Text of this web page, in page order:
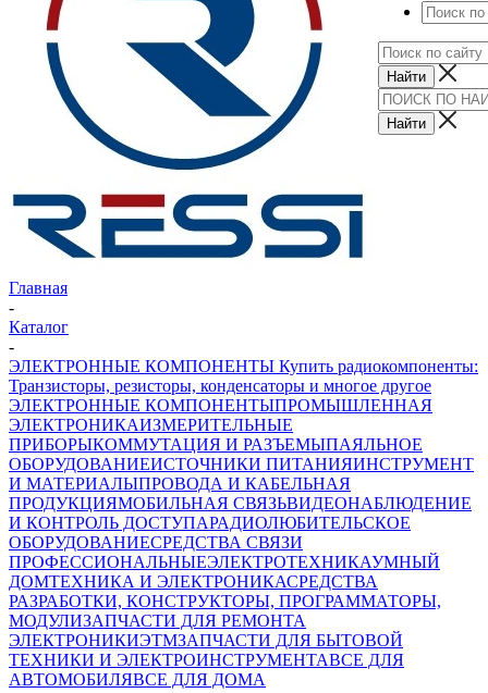
Главная
-
Каталог
-
ЭЛЕКТРОННЫЕ КОМПОНЕНТЫ Купить радиокомпоненты:
Транзисторы, резисторы, конденсаторы и многое другое
ЭЛЕКТРОННЫЕ КОМПОНЕНТЫПРОМЫШЛЕННАЯ
ЭЛЕКТРОНИКАИЗМЕРИТЕЛЬНЫЕ
ПРИБОРЫКОММУТАЦИЯ И РАЗЪЕМЫПАЯЛЬНОЕ
ОБОРУДОВАНИЕИСТОЧНИКИ ПИТАНИЯИНСТРУМЕНТ
И МАТЕРИАЛЫПРОВОДА И КАБЕЛЬНАЯ
ПРОДУКЦИЯМОБИЛЬНАЯ СВЯЗЬВИДЕОНАБЛЮДЕНИЕ
И КОНТРОЛЬ ДОСТУПАРАДИОЛЮБИТЕЛЬСКОЕ
ОБОРУДОВАНИЕСРЕДСТВА СВЯЗИ
ПРОФЕССИОНАЛЬНЫЕЭЛЕКТРОТЕХНИКАУМНЫЙ
ДОМТЕХНИКА И ЭЛЕКТРОНИКАСРЕДСТВА
РАЗРАБОТКИ, КОНСТРУКТОРЫ, ПРОГРАММАТОРЫ,
МОДУЛИЗАПЧАСТИ ДЛЯ РЕМОНТА
ЭЛЕКТРОНИКИЭТМЗАПЧАСТИ ДЛЯ БЫТОВОЙ
ТЕХНИКИ И ЭЛЕКТРОИНСТРУМЕНТАВСЕ ДЛЯ
АВТОМОБИЛЯВСЕ ДЛЯ ДОМА